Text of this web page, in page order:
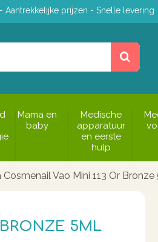
Aantrekkelijke prijzen - Snelle levering
Mama en
baby
Medische
apparatuur
en eerste
hulp
Cosmenail Vao Mini 113 Or Bronze
5ML